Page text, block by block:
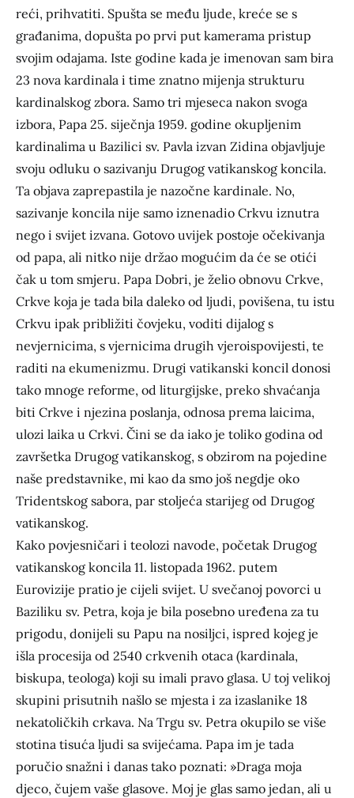
reći, prihvatiti. Spušta se među ljude, kreće se s
građanima, dopušta po prvi put kamerama pristup
svojim odajama. Iste godine kada je imenovan sam bira
23 nova kardinala i time znatno mijenja strukturu
kardinalskog zbora. Samo tri mjeseca nakon svoga
izbora, Papa 25. siječnja 1959. godine okupljenim
kardinalima u Bazilici sv. Pavla izvan Zidina objavljuje
svoju odluku o sazivanju Drugog vatikanskog koncila.
Ta objava zaprepastila je nazočne kardinale. No,
sazivanje koncila nije samo iznenadio Crkvu iznutra
nego i svijet izvana. Gotovo uvijek postoje očekivanja
od papa, ali nitko nije držao mogućim da će se otići
čak u tom smjeru. Papa Dobri, je želio obnovu Crkve,
Crkve koja je tada bila daleko od ljudi, povišena, tu istu
Crkvu ipak približiti čovjeku, voditi dijalog s
nevjernicima, s vjernicima drugih vjeroispovijesti, te
raditi na ekumenizmu. Drugi vatikanski koncil donosi
tako mnoge reforme, od liturgijske, preko shvaćanja
biti Crkve i njezina poslanja, odnosa prema laicima,
ulozi laika u Crkvi. Čini se da iako je toliko godina od
završetka Drugog vatikanskog, s obzirom na pojedine
naše predstavnike, mi kao da smo još negdje oko
Tridentskog sabora, par stoljeća starijeg od Drugog
vatikanskog.
Kako povjesničari i teolozi navode, početak Drugog
vatikanskog koncila 11. listopada 1962. putem
Eurovizije pratio je cijeli svijet. U svečanoj povorci u
Baziliku sv. Petra, koja je bila posebno uređena za tu
prigodu, donijeli su Papu na nosiljci, ispred kojeg je
išla procesija od 2540 crkvenih otaca (kardinala,
biskupa, teologa) koji su imali pravo glasa. U toj velikoj
skupini prisutnih našlo se mjesta i za izaslanike 18
nekatoličkih crkava. Na Trgu sv. Petra okupilo se više
stotina tisuća ljudi sa svijećama. Papa im je tada
poručio snažni i danas tako poznati: »Draga moja
djeco, čujem vaše glasove. Moj je glas samo jedan, ali u